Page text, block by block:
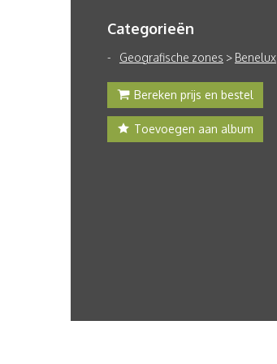
Categorieën
Geografische zones > Benelux
Bereken prijs en bestel
Toevoegen aan album